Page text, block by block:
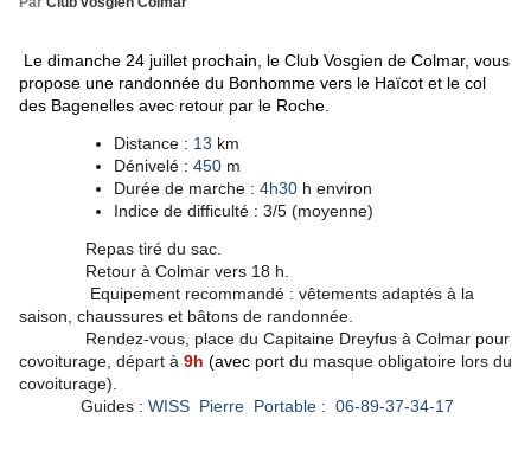
Le dimanche 24 juillet prochain, le Club Vosgien de Colmar, vous
propose une randonnée du Bonhomme vers le Haïcot et le col
des Bagenelles avec retour par le Roche.
Distance : 13 km
Dénivelé : 450 m
Durée de marche : 4h30 h environ
Indice de difficulté : 3/5 (moyenne)
Repas tiré du sac.
Retour à Colmar vers 18 h.
Equipement recommandé : vêtements adaptés à la
saison, chaussures et bâtons de randonnée.
Rendez-vous, place du Capitaine Dreyfus à Colmar pour
covoiturage, départ à 9h (avec port du masque obligatoire lors du
covoiturage).
Guides : WISS Pierre Portable : 06-89-37-34-17